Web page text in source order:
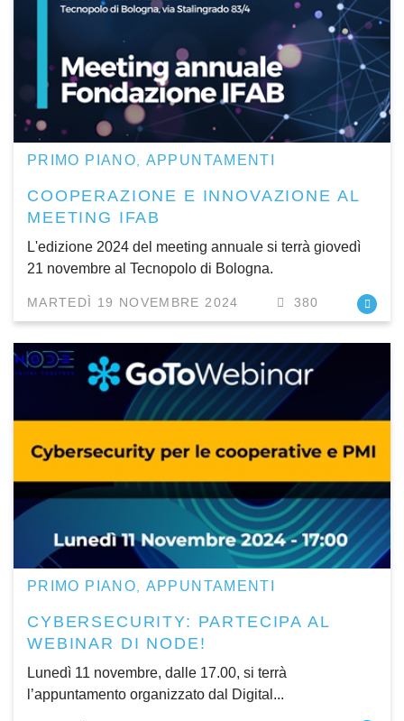
PRIMO PIANO, APPUNTAMENTI
COOPERAZIONE E INNOVAZIONE AL
MEETING IFAB
L'edizione 2024 del meeting annuale si terrà giovedì
21 novembre al Tecnopolo di Bologna.
MARTEDÌ 19 NOVEMBRE 2024 380
PRIMO PIANO, APPUNTAMENTI
CYBERSECURITY: PARTECIPA AL
WEBINAR DI NODE!
Lunedì 11 novembre, dalle 17.00, si terrà
l’appuntamento organizzato dal Digital...